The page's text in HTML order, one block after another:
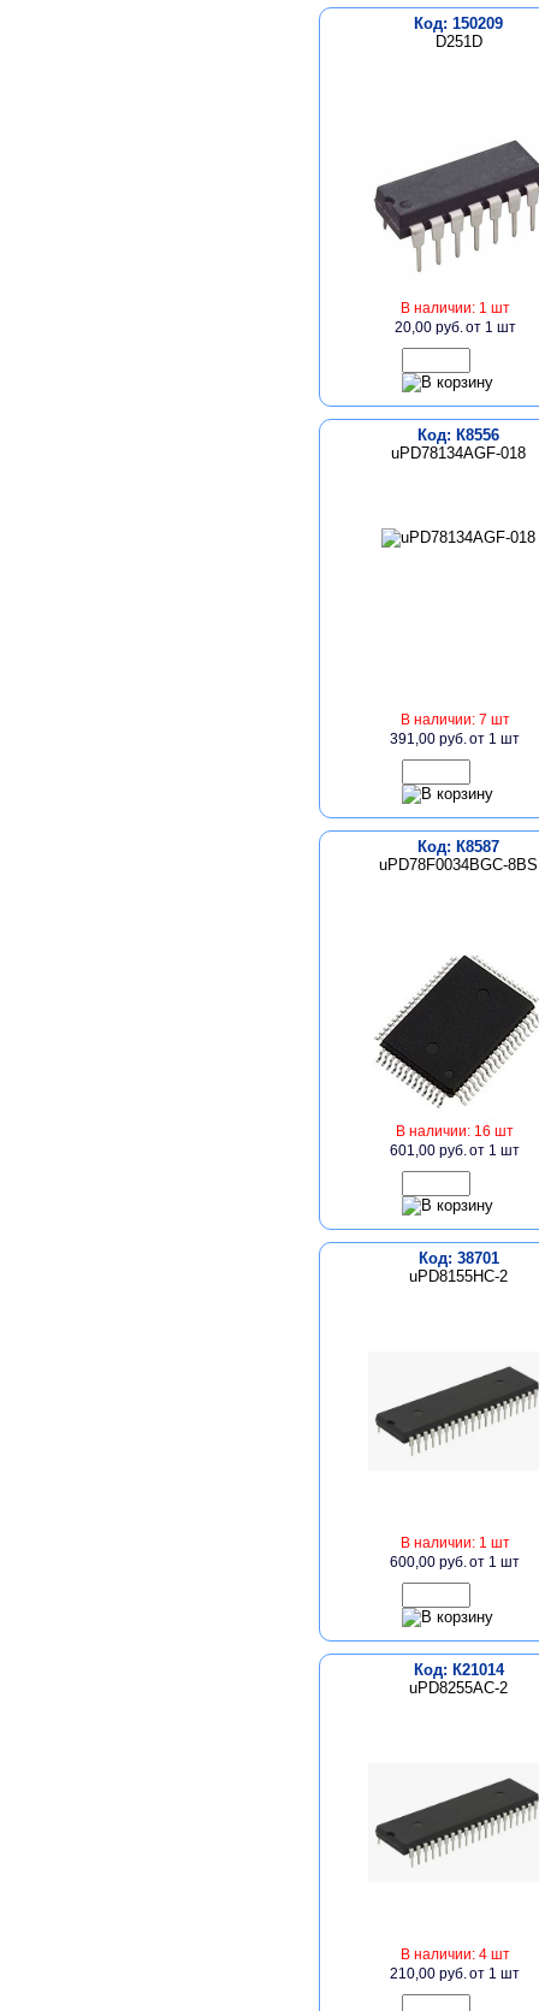
Код: 150209
D251D
В наличии: 1 шт
20,00 руб.от 1 шт
Код: К8556
uPD78134AGF-018
В наличии: 7 шт
391,00 руб.от 1 шт
Код: К8587
uPD78F0034BGC-8BS
В наличии: 16 шт
601,00 руб.от 1 шт
Код: 38701
uPD8155HC-2
В наличии: 1 шт
600,00 руб.от 1 шт
Код: К21014
uPD8255AC-2
В наличии: 4 шт
210,00 руб.от 1 шт